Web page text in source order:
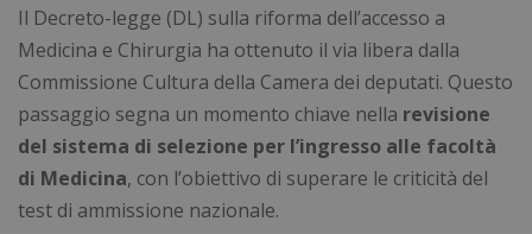
Il Decreto-legge (DL) sulla riforma dell’accesso a
Medicina e Chirurgia ha ottenuto il via libera dalla
Commissione Cultura della Camera dei deputati. Questo
passaggio segna un momento chiave nella revisione
del sistema di selezione per l’ingresso alle facoltà
di Medicina, con l’obiettivo di superare le criticità del
test di ammissione nazionale.